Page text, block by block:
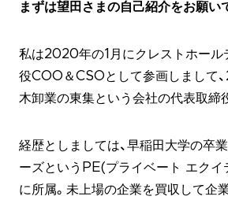
まずは望田さまの自己紹介をお願い
私は2020年の1月にクレストホール
役COO＆CSOとして参画しまして
木卸業の東集という会社の代表取締
経歴としましては、早稲田大学の卒業
ーズというPE(プライベート エクイ
に所属。未上場の企業を買収して企